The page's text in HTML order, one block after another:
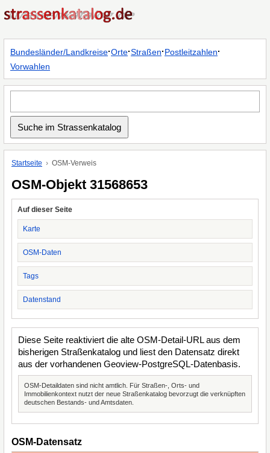
Bundesländer/Landkreise·Orte·Straßen·Postleitzahlen·
Vorwahlen
Startseite OSM-Verweis
OSM-Objekt 31568653
Auf dieser Seite
Karte
OSM-Daten
Tags
Datenstand
Diese Seite reaktiviert die alte OSM-Detail-URL aus dem
bisherigen Straßenkatalog und liest den Datensatz direkt
aus der vorhandenen Geoview-PostgreSQL-Datenbasis.
OSM-Detaildaten sind nicht amtlich. Für Straßen-, Orts- und
Immobilienkontext nutzt der neue Straßenkatalog bevorzugt die verknüpften
deutschen Bestands- und Amtsdaten.
OSM-Datensatz